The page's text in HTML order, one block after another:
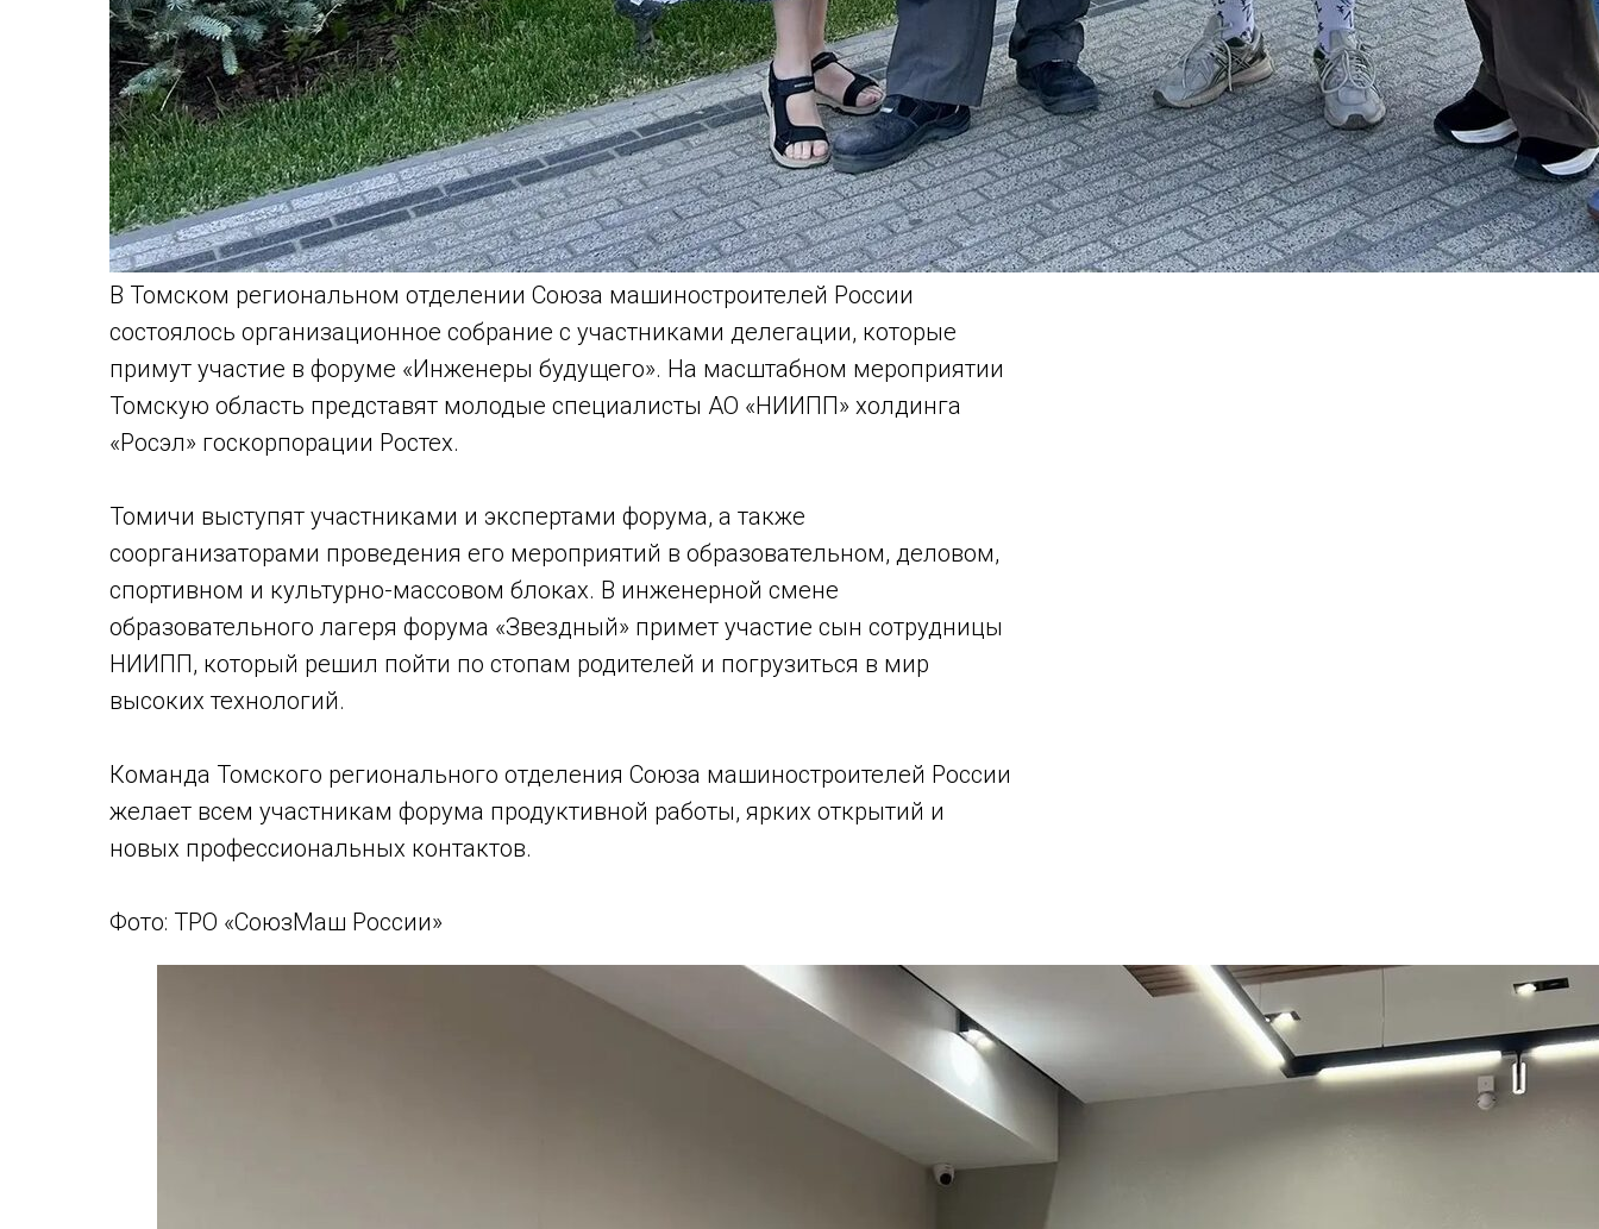
В Томском региональном отделении Союза машиностроителей России
состоялось организационное собрание с участниками делегации, которые
примут участие в форуме «Инженеры будущего». На масштабном мероприятии
Томскую область представят молодые специалисты АО «НИИПП» холдинга
«Росэл» госкорпорации Ростех.
Томичи выступят участниками и экспертами форума, а также
соорганизаторами проведения его мероприятий в образовательном, деловом,
спортивном и культурно-массовом блоках. В инженерной смене
образовательного лагеря форума «Звездный» примет участие сын сотрудницы
НИИПП, который решил пойти по стопам родителей и погрузиться в мир
высоких технологий.
Команда Томского регионального отделения Союза машиностроителей России
желает всем участникам форума продуктивной работы, ярких открытий и
новых профессиональных контактов.
Фото: ТРО «СоюзМаш России»